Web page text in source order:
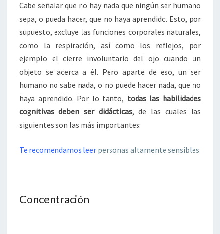
Cabe señalar que no hay nada que ningún ser humano
sepa, o pueda hacer, que no haya aprendido. Esto, por
supuesto, excluye las funciones corporales naturales,
como la respiración, así como los reflejos, por
ejemplo el cierre involuntario del ojo cuando un
objeto se acerca a él. Pero aparte de eso, un ser
humano no sabe nada, o no puede hacer nada, que no
haya aprendido. Por lo tanto, todas las habilidades
cognitivas deben ser didácticas, de las cuales las
siguientes son las más importantes:
Te recomendamos leer personas altamente sensibles
Concentración